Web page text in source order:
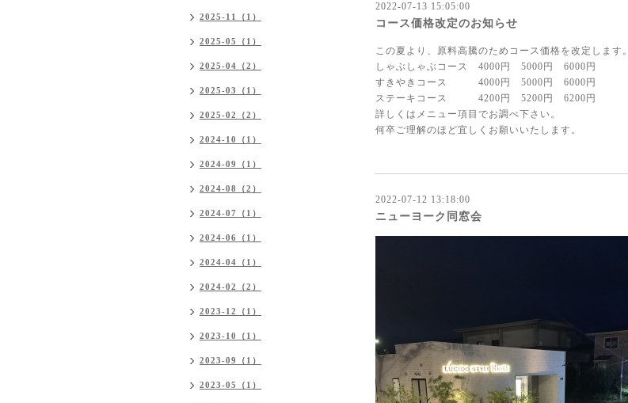
2022-07-13 15:05:00
コース価格改定のお知らせ
この夏より、原料高騰のためコース価格を改定します。
しゃぶしゃぶコース 4000円 5000円 6000円
すきやきコース 4000円 5000円 6000円
ステーキコース 4200円 5200円 6200円
詳しくはメニュー項目でお調べ下さい。
何卒ご理解のほど宜しくお願いいたします。
2022-07-12 13:18:00
ニューヨーク同窓会
2025-11（1）
2025-05（1）
2025-04（2）
2025-03（1）
2025-02（2）
2024-10（1）
2024-09（1）
2024-08（2）
2024-07（1）
2024-06（1）
2024-04（1）
2024-02（2）
2023-12（1）
2023-10（1）
2023-09（1）
2023-05（1）